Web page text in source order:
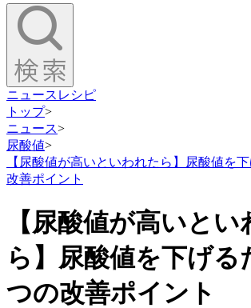
ニュース レシピ
トップ>
ニュース>
尿酸値>
【尿酸値が高いといわれたら】尿酸値を
改善ポイント
【尿酸値が高いとい
ら】尿酸値を下げる
つの改善ポイント